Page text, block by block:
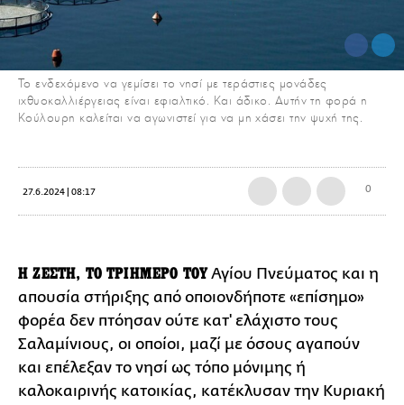
Το ενδεχόμενο να γεμίσει το νησί με τεράστιες μονάδες
ιχθυοκαλλιέργειας είναι εφιαλτικό. Και άδικο. Αυτήν τη φορά η
Κούλουρη καλείται να αγωνιστεί για να μη χάσει την ψυχή της.
27.6.2024 | 08:17 0
Η ΖΕΣΤΗ, ΤΟ ΤΡΙΗΜΕΡΟ ΤΟΥΑγίου Πνεύματος και η
απουσία στήριξης από οποιονδήποτε «επίσημο»
φορέα δεν πτόησαν ούτε κατ' ελάχιστο τους
Σαλαμίνιους, οι οποίοι, μαζί με όσους αγαπούν
και επέλεξαν το νησί ως τόπο μόνιμης ή
καλοκαιρινής κατοικίας, κατέκλυσαν την Κυριακή